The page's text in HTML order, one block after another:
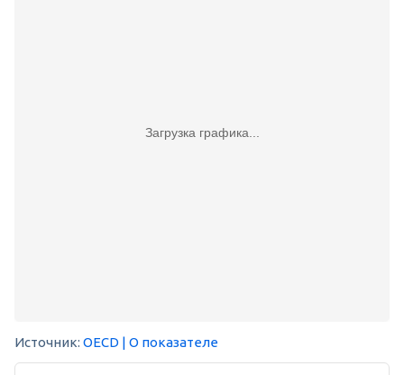
Загрузка графика...
Источник: OECD | О показателе